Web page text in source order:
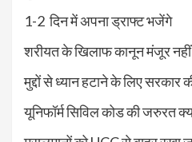
1-2 दिन में अपना ड्राफ्ट भजेंगे
शरीयत के खिलाफ कानून मंजूर नहीं
मुद्दों से ध्यान हटाने के लिए सरकार
यूनिफॉर्म सिविल कोड की जरुरत